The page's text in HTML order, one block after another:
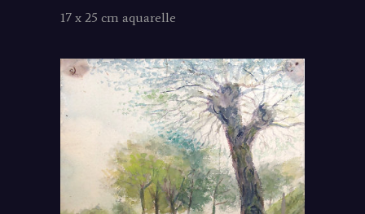
17 x 25 cm aquarelle